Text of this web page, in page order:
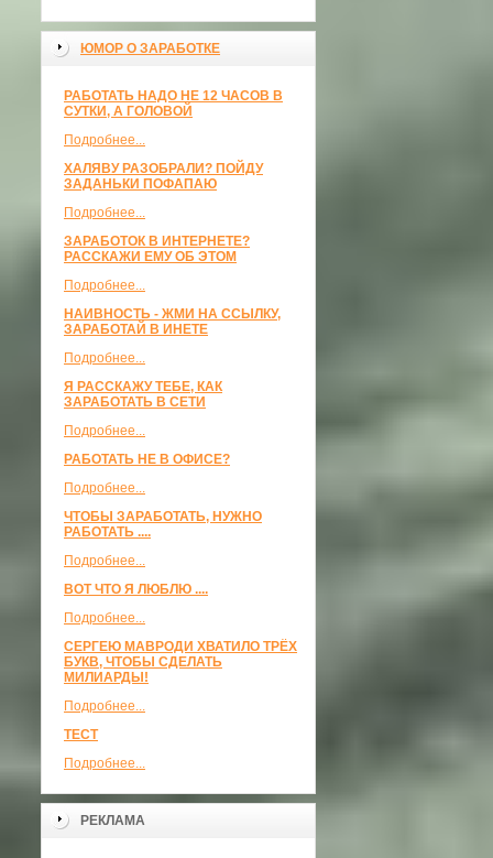
ЮМОР О ЗАРАБОТКЕ
РАБОТАТЬ НАДО НЕ 12 ЧАСОВ В
СУТКИ, А ГОЛОВОЙ
Подробнее...
ХАЛЯВУ РАЗОБРАЛИ? ПОЙДУ
ЗАДАНЬКИ ПОФАПАЮ
Подробнее...
ЗАРАБОТОК В ИНТЕРНЕТЕ?
РАССКАЖИ ЕМУ ОБ ЭТОМ
Подробнее...
НАИВНОСТЬ - ЖМИ НА ССЫЛКУ,
ЗАРАБОТАЙ В ИНЕТЕ
Подробнее...
Я РАССКАЖУ ТЕБЕ, КАК
ЗАРАБОТАТЬ В СЕТИ
Подробнее...
РАБОТАТЬ НЕ В ОФИСЕ?
Подробнее...
ЧТОБЫ ЗАРАБОТАТЬ, НУЖНО
РАБОТАТЬ ....
Подробнее...
ВОТ ЧТО Я ЛЮБЛЮ ....
Подробнее...
СЕРГЕЮ МАВРОДИ ХВАТИЛО ТРЁХ
БУКВ, ЧТОБЫ СДЕЛАТЬ
МИЛИАРДЫ!
Подробнее...
ТЕСТ
Подробнее...
РЕКЛАМА